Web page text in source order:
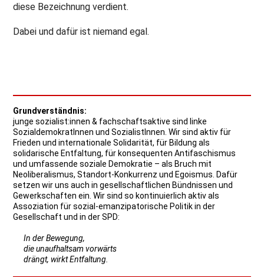
diese Bezeichnung verdient.
Dabei und dafür ist niemand egal.
Grundverständnis:
junge sozialist:innen & fachschaftsaktive sind linke
SozialdemokratInnen und SozialistInnen. Wir sind aktiv für
Frieden und internationale Solidarität, für Bildung als
solidarische Entfaltung, für konsequenten Antifaschismus
und umfassende soziale Demokratie – als Bruch mit
Neoliberalismus, Standort-Konkurrenz und Egoismus. Dafür
setzen wir uns auch in gesellschaftlichen Bündnissen und
Gewerkschaften ein. Wir sind so kontinuierlich aktiv als
Assoziation für sozial-emanzipatorische Politik in der
Gesellschaft und in der SPD:
In der Bewegung,
die unaufhaltsam vorwärts
drängt, wirkt Entfaltung.